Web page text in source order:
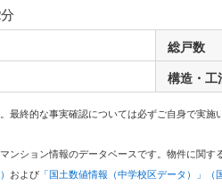
総戸数
構造・工
終的な事実確認については必ずご自身で実施
ション情報のデータベースです。物件に関す
および 「国土数値情報（中学校区データ）」（